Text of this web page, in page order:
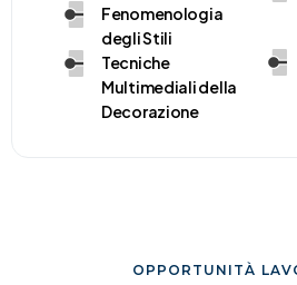
Fenomenologia
degli Stili
Tecniche
Multimediali della
Decorazione
OPPORTUNITÀ